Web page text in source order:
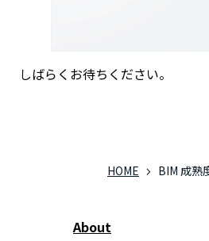
しばらくお待ちください。
HOME BIM 成熟
About